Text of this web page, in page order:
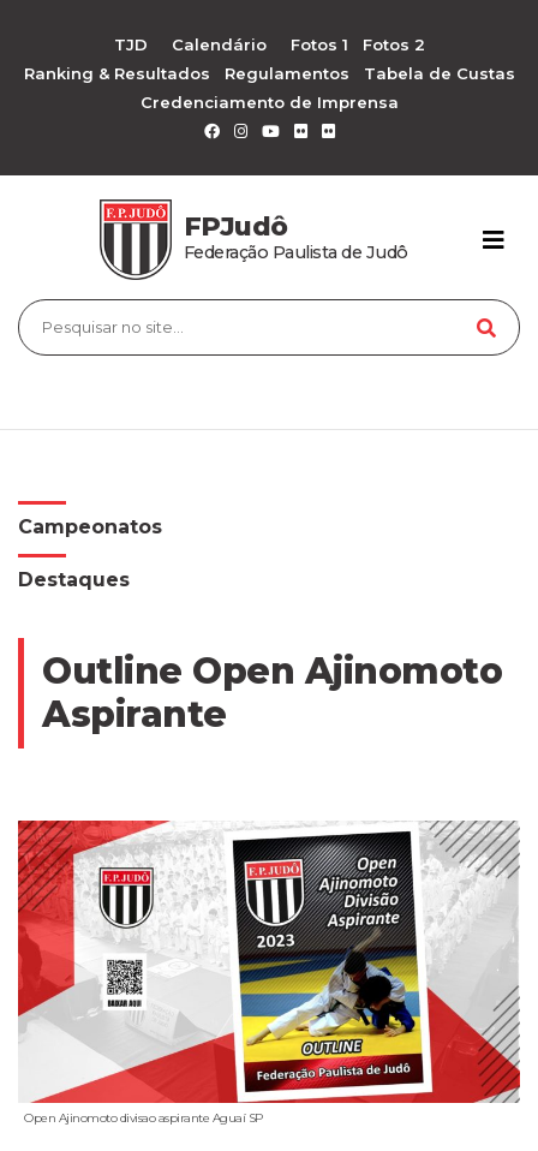
TJD Calendário Fotos 1
Fotos 2
Ranking & Resultados
Regulamentos
Tabela de Custas
Credenciamento de Imprensa
FPJudô
Federação Paulista de Judô
Campeonatos
Destaques
Outline Open Ajinomoto
Aspirante
Open Ajinomoto divisao aspirante Aguaí SP